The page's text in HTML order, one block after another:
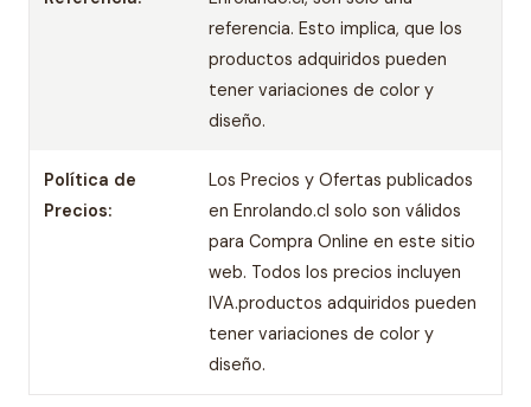
referencia. Esto implica, que los
productos adquiridos pueden
tener variaciones de color y
diseño.
Política de
Precios:
Los Precios y Ofertas publicados
en Enrolando.cl solo son válidos
para Compra Online en este sitio
web. Todos los precios incluyen
IVA.productos adquiridos pueden
tener variaciones de color y
diseño.